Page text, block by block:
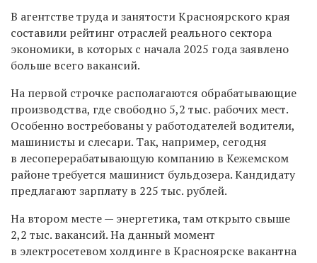
В агентстве труда и занятости Красноярского края
составили рейтинг отраслей реального сектора
экономики, в которых с начала 2025 года заявлено
больше всего вакансий.
На первой строчке располагаются обрабатывающие
производства, где свободно 5,2 тыс. рабочих мест.
Особенно востребованы у работодателей водители,
машинисты и слесари. Так, например, сегодня
в лесоперерабатывающую компанию в Кежемском
районе требуется машинист бульдозера. Кандидату
предлагают зарплату в 225 тыс. рублей.
На втором месте — энергетика, там открыто свыше
2,2 тыс. вакансий. На данный момент
в электросетевом холдинге в Красноярске вакантна